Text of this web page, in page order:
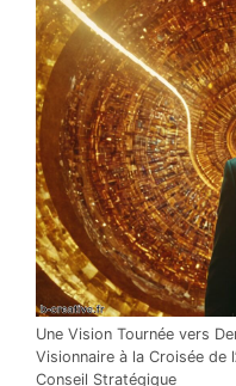
Une Vision Tournée vers
Visionnaire à la Croisée de
Conseil Stratégique